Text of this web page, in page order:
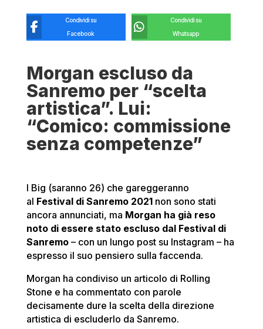
Condividi su
Facebook
Condividi su
Whatsapp
Morgan escluso da
Sanremo per “scelta
artistica”. Lui:
“Comico: commissione
senza competenze”
I Big (saranno 26) che gareggeranno
al Festival di Sanremo 2021non sono stati
ancora annunciati, ma Morgan ha già reso
noto di essere stato escluso dal Festival di
Sanremo– con un lungo post su Instagram – ha
espresso il suo pensiero sulla faccenda.
Morgan ha condiviso un articolo di Rolling
Stone e ha commentato con parole
decisamente dure la scelta della direzione
artistica di escluderlo da Sanremo.